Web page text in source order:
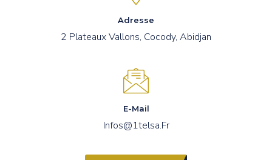
Adresse
2 Plateaux Vallons, Cocody, Abidjan
E-Mail
Infos@1telsa.fr